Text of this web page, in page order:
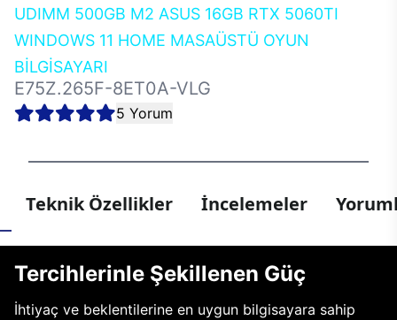
UDIMM 500GB M2 ASUS 16GB RTX 5060TI
WINDOWS 11 HOME MASAÜSTÜ OYUN
BİLGİSAYARI
E75Z.265F-8ET0A-VLG
5 Yorum
Teknik Özellikler İncelemeler
Tercihlerinle Şekillenen Güç
İhtiyaç ve beklentilerine en uygun bilgisayara sahip